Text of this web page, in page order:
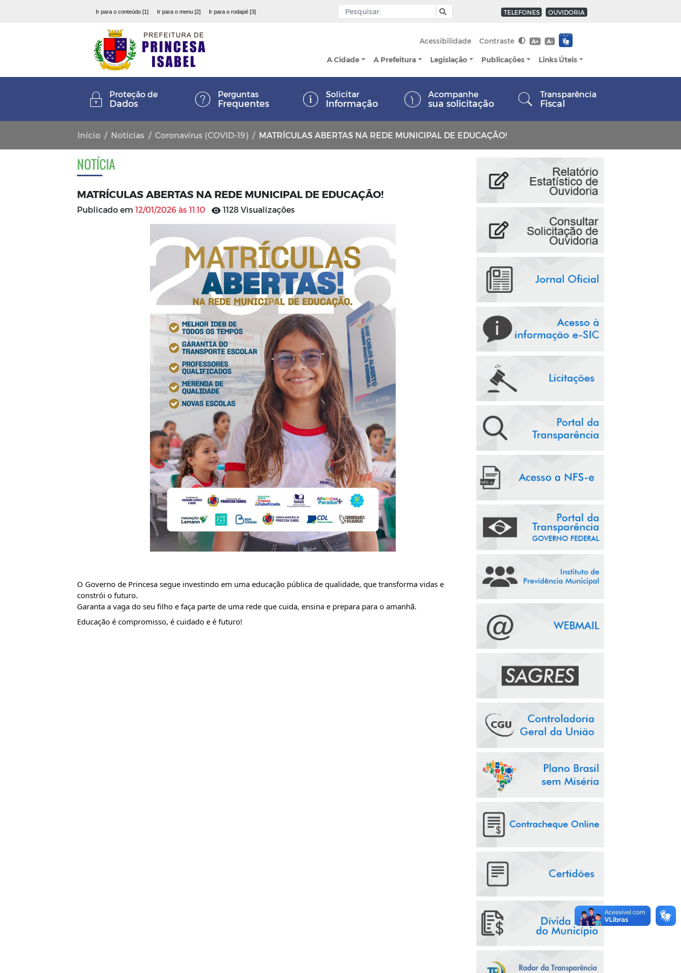
Ir para o conteúdo [1] Ir para o menu [2] Ir para o rodapé [3] TELEFONES OUVIDORIA
Acessibilidade Contraste A+ A-
A Cidade A Prefeitura Legislação Publicações Links Úteis
Proteção de
Dados
Perguntas
Frequentes
Solicitar
Informação
Acompanhe
sua solicitação
Transparência
Fiscal
Início Notícias Coronavírus (COVID-19) MATRÍCULAS ABERTAS NA REDE MUNICIPAL DE EDUCAÇÃO!
NOTÍCIA
MATRÍCULAS ABERTAS NA REDE MUNICIPAL DE EDUCAÇÃO!
Publicado em 12/01/2026 às 11:10 1128 Visualizações
O Governo de Princesa segue investindo em uma educação pública de qualidade, que transforma vidas e
constrói o futuro.
Garanta a vaga do seu filho e faça parte de uma rede que cuida, ensina e prepara para o amanhã.
Educação é compromisso, é cuidado e é futuro!